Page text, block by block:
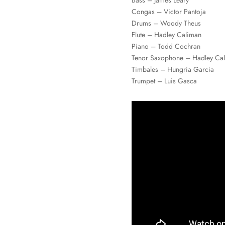
Congas – Victor Pantoja
Drums – Woody Theus
Flute – Hadley Caliman
Piano – Todd Cochran
Tenor Saxophone – Hadley
Timbales – Hungria Garcia
Trumpet – Luis Gasca